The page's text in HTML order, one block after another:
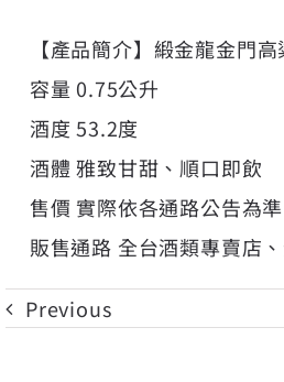
【產品簡介】緞金龍金門
容量 0.75公升
酒度 53.2度
酒體 雅致甘甜、順口即飲
售價 實際依各通路公告為準
販售通路 全台酒類專賣店
Previous